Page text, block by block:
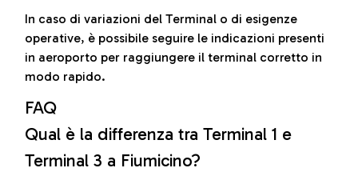
In caso di variazioni del Terminal o di esigenze
operative, è possibile seguire le indicazioni presenti
in aeroporto per raggiungere il terminal corretto in
modo rapido.
FAQ
Qual è la differenza tra Terminal 1 e
Terminal 3 a Fiumicino?